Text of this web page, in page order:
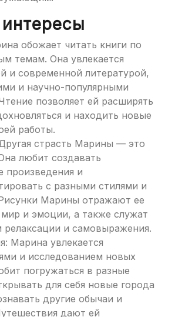
обожает читать книги по
темам. Она увлекается
и современной литературой,
и научно-популярными
позволяет ей расширять
и находить новые
работы.
страсть Марины — это
любит создавать
произведения и
с разными стилями и
Марины отражают ее
и эмоции, а также служат
релаксации и самовыражения.
Марина увлекается
и исследованием новых
погружаться в разные
для себя новые города
другие обычаи и
дают ей